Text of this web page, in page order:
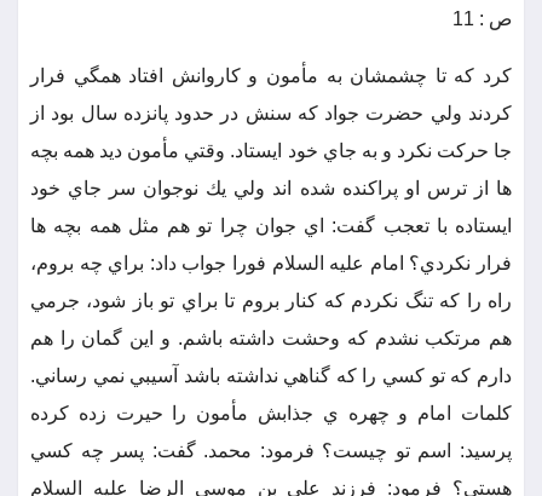
ص : 11
كرد كه تا چشمشان به مأمون و كاروانش افتاد همگي فرار
كردند ولي حضرت جواد كه سنش در حدود پانزده سال بود از
جا حركت نكرد و به جاي خود ايستاد. وقتي مأمون ديد همه بچه
ها از ترس او پراكنده شده اند ولي يك نوجوان سر جاي خود
ايستاده با تعجب گفت: اي جوان چرا تو هم مثل همه بچه ها
فرار نكردي؟ امام عليه السلام فورا جواب داد: براي چه بروم،
راه را كه تنگ نكردم كه كنار بروم تا براي تو باز شود، جرمي
هم مرتكب نشدم كه وحشت داشته باشم. و اين گمان را هم
دارم كه تو كسي را كه گناهي نداشته باشد آسيبي نمي رساني.
كلمات امام و چهره ي جذابش مأمون را حيرت زده كرده
پرسيد: اسم تو چيست؟ فرمود: محمد. گفت: پسر چه كسي
هستي؟ فرمود: فرزند علي بن موسي الرضا عليه السلام